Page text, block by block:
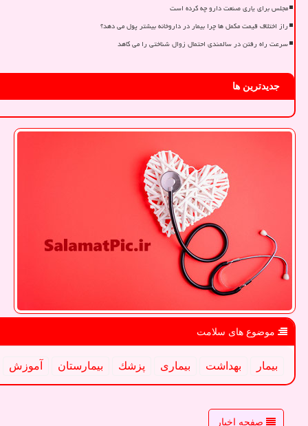
مجلس برای یاری صنعت دارو چه کرده است
راز اختلاف قیمت مکمل ها چرا بیمار در داروخانه بیشتر پول می دهد؟
سرعت راه رفتن در سالمندی احتمال زوال شناختی را می کاهد
جدیدترین ها
موضوع های سلامت
بیمار بهداشت بیماری پزشك بیمارستان آموزش
صفحه اخبار